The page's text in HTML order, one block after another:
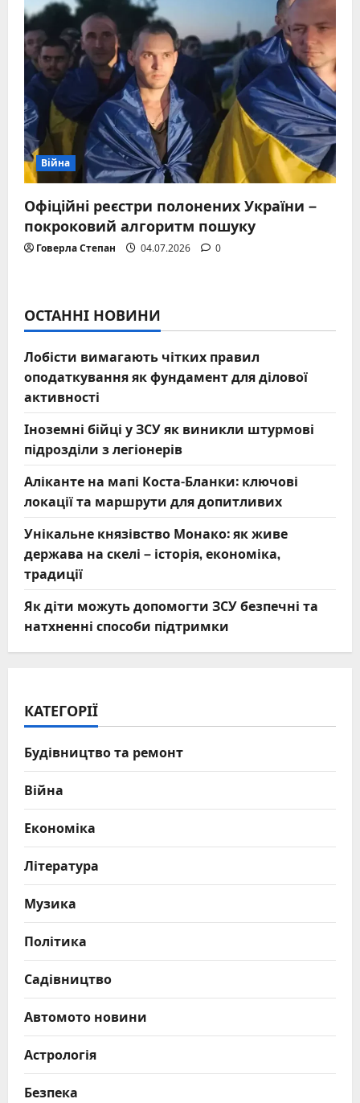
Війна
Офіційні реєстри полонених України –
покроковий алгоритм пошуку
Говерла Степан 04.07.2026 0
ОСТАННІ НОВИНИ
Лобісти вимагають чітких правил
оподаткування як фундамент для ділової
активності
Іноземні бійці у ЗСУ як виникли штурмові
підрозділи з легіонерів
Аліканте на мапі Коста-Бланки: ключові
локації та маршрути для допитливих
Унікальне князівство Монако: як живе
держава на скелі – історія, економіка,
традиції
Як діти можуть допомогти ЗСУ безпечні та
натхненні способи підтримки
КАТЕГОРІЇ
Будівництво та ремонт
Війна
Економіка
Література
Музика
Політика
Садівництво
Автомото новини
Астрологія
Безпека